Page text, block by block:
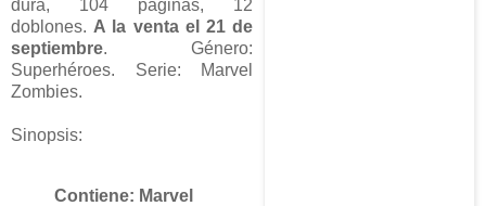
dura, 104 páginas, 12
doblones. A la venta el 21 de
septiembre. Género:
Superhéroes. Serie: Marvel
Zombies.
Sinopsis:
Contiene: Marvel